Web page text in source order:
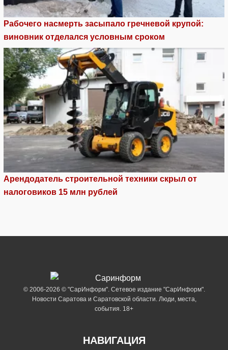
Рабочего насмерть засыпало гречневой крупой:
виновник отделался условным сроком
Арендодатель строительной техники скрыл от
налоговиков 15 млн рублей
© 2006-2026 © "СарИнформ". Сетевое издание "СарИнформ".
Новости Саратова и Саратовской области. Люди, места,
события. 18+
НАВИГАЦИЯ